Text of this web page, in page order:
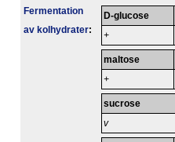
Fermentation
av kolhydrater:
D-glucose
+
maltose
+
sucrose
v